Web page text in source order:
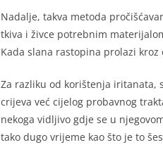
Nadalje, takva metoda
tkiva i živce potrebnim
Kada slana rastopina prolazi
Za razliku od korištenja iritanata,
crijeva već cijelog probavnog
nekoga vidljivo gdje se u
tako dugo vrijeme kao što je to